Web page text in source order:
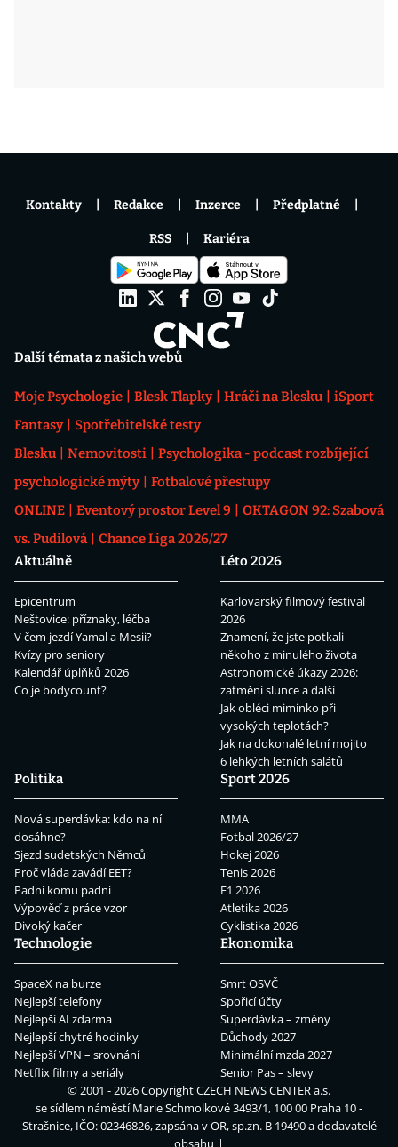
Další témata z našich webů
Moje Psychologie Blesk Tlapky Hráči na Blesku
iSport
Fantasy
Spotřebitelské testy
Blesku
Nemovitosti
Psychologika - podcast rozbíjející
psychologické mýty
Fotbalové přestupy
ONLINE
Eventový prostor Level 9
OKTAGON 92: Szabová
vs. Pudilová
Chance Liga 2026/27
Aktuálně
Epicentrum
Neštovice: příznaky, léčba
V čem jezdí Yamal a Mesii?
Kvízy pro seniory
Kalendář úplňků 2026
Co je bodycount?
Léto 2026
Karlovarský filmový festival
2026
Znamení, že jste potkali
někoho z minulého života
Astronomické úkazy 2026:
zatmění slunce a další
Jak obléci miminko při
vysokých teplotách?
Jak na dokonalé letní mojito
6 lehkých letních salátů
Politika
Nová superdávka: kdo na ní
dosáhne?
Sjezd sudetských Němců
Proč vláda zavádí EET?
Padni komu padni
Výpověď z práce vzor
Divoký kačer
Sport 2026
MMA
Fotbal 2026/27
Hokej 2026
Tenis 2026
F1 2026
Atletika 2026
Cyklistika 2026
Technologie
SpaceX na burze
Nejlepší telefony
Nejlepší AI zdarma
Nejlepší chytré hodinky
Nejlepší VPN – srovnání
Netflix filmy a seriály
Ekonomika
Smrt OSVČ
Spořicí účty
Superdávka – změny
Důchody 2027
Minimální mzda 2027
Senior Pas – slevy
Kontakty Redakce Inzerce Předplatné
RSS Kariéra
© 2001 - 2026 CopyrightCZECH NEWS CENTER a.s.
se sídlem náměstí Marie Schmolkové 3493/1, 100 00 Praha 10 -
Strašnice, IČO: 02346826, zapsána v OR, sp.zn. B 19490 a dodavatelé
obsahu